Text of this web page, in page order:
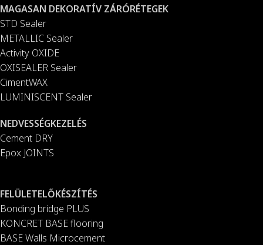
MAGASAN DEKORATÍV ZÁRÓRÉTEGEK
STD Sealer
METALLIC Sealer
Activity OXIDE
OXISEALER Sealer
CimentWAX
LUMINISCENT Sealer
NEDVESSÉGKEZELÉS
Cement DRY
Epox JOINTS
FELÜLETELŐKÉSZÍTÉS
Bonding bridge PLUS
KONCRET BASE flooring
BASE Walls Microcement